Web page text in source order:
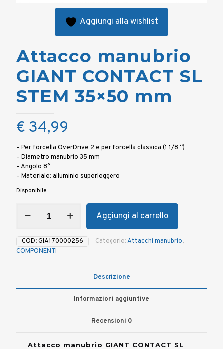
Aggiungi alla wishlist
Attacco manubrio
GIANT CONTACT SL
STEM 35×50 mm
€ 34,99
– Per forcella OverDrive 2 e per forcella classica (1 1/8 “)
– Diametro manubrio 35 mm
– Angolo 8°
– Materiale: alluminio superleggero
Disponibile
manubrio
CONTACT
SL
STEM
Aggiungi al carrello
COD:GIA170000256 Categorie:Attacchi manubrio,
COMPONENTI
Descrizione
Informazioni aggiuntive
Recensioni 0
Attacco manubrio GIANT CONTACT SL